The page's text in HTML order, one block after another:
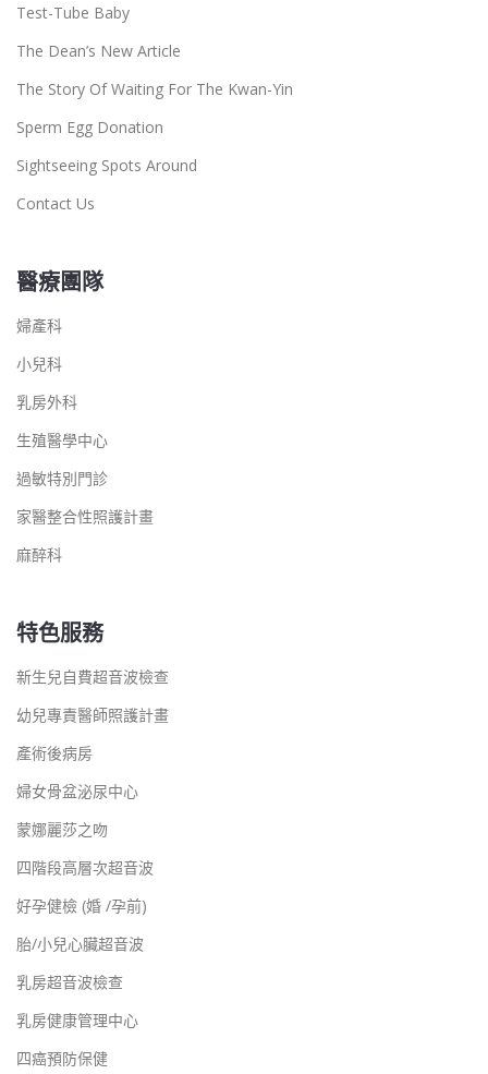
Test-Tube Baby
The Dean’s New Article
The Story Of Waiting For The Kwan-Yin
Sperm Egg Donation
Sightseeing Spots Around
Contact Us
醫療團隊
婦產科
小兒科
乳房外科
生殖醫學中心
過敏特別門診
家醫整合性照護計畫
麻醉科
特色服務
新生兒自費超音波檢查
幼兒專責醫師照護計畫
產術後病房
婦女骨盆泌尿中心
蒙娜麗莎之吻
四階段高層次超音波
好孕健檢 (婚 /孕前)
胎/小兒心臟超音波
乳房超音波檢查
乳房健康管理中心
四癌預防保健